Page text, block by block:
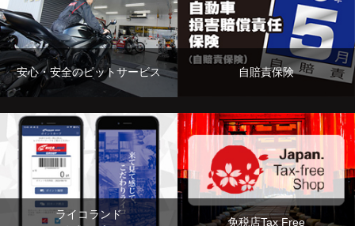
安心・安全のピットサービス 自賠責保険
ライコランド
免税店Tax Free